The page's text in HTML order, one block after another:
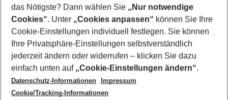
Footer
Footer navigation
Über uns
AGB
Cookie-Einstellungen ändern
Cookie-Richtlinie
Datenschutz
Service & Hilfe
Barrierefreies Reisen
Check-in
Folgen Sie uns
das Nötigste? Dann wählen Sie „Nur notwendige
Cookies“. Unter „Cookies anpassen“ können Sie Ihre
Cookie-Einstellungen individuell festlegen. Sie können
Ihre Privatsphäre-Einstellungen selbstverständlich
jederzeit ändern oder widerrufen – klicken Sie dazu
einfach unten auf „Cookie-Einstellungen ändern“.
Datenschutz-Informationen
Impressum
Cookie/Tracking-Informationen